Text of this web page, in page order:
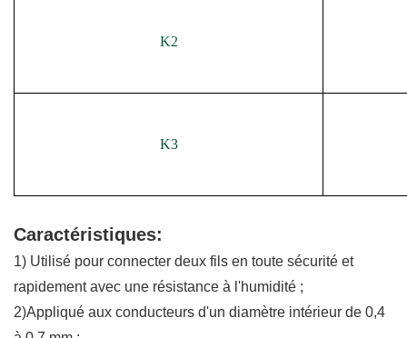
K2
K3
Caractéristiques:
1) Utilisé pour connecter deux fils en toute sécurité et
rapidement avec une résistance à l'humidité ;
2)Appliqué aux conducteurs d'un diamètre intérieur de 0,4